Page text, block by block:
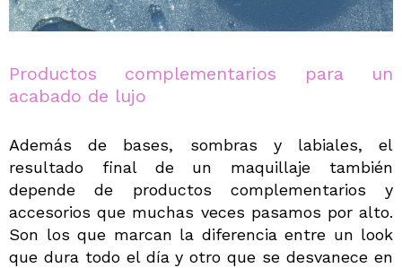
Productos complementarios para un
acabado de lujo
Además de bases, sombras y labiales, el
resultado final de un maquillaje también
depende de productos complementarios y
accesorios que muchas veces pasamos por alto.
Son los que marcan la diferencia entre un look
que dura todo el día y otro que se desvanece en